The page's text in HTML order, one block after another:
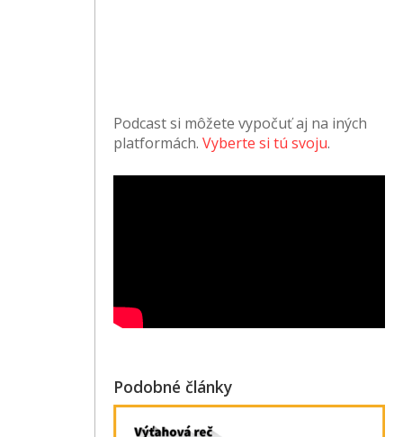
Podcast si môžete vypočuť aj na iných
platformách.Vyberte si tú svoju.
Podobné články